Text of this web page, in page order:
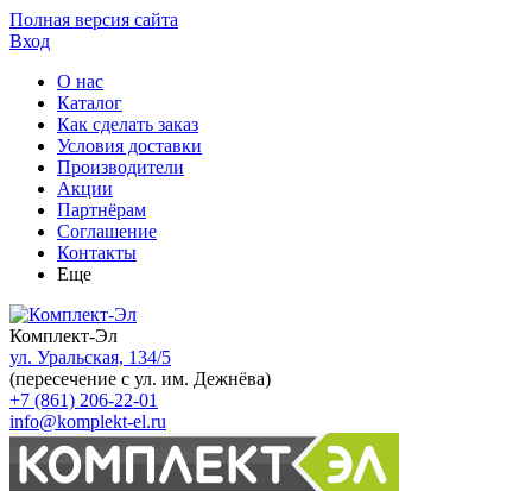
Полная версия сайта
Вход
О нас
Каталог
Как сделать заказ
Условия доставки
Производители
Акции
Партнёрам
Соглашение
Контакты
Еще
Комплект-Эл
ул. Уральская, 134/5
(пересечение с ул. им. Дежнёва)
+7 (861) 206-22-01
info@komplekt-el.ru